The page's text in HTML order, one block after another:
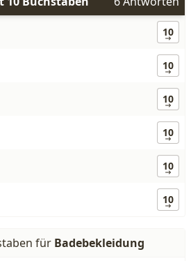
10
10
10
10
10
10
für Badebekleidung